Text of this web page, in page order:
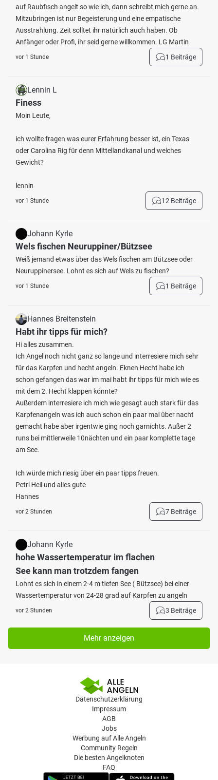
auf Raubfisch angelt so wie ich, dann schreibt mich gerne an.
Mitzubringen ist nur Begeisterung und eine empatische
Ausstrahlung. Zeit solltet ihr natürlich auch haben. Ob
Anfänger oder Profi, ihr seid gerne willkommen. LG Martin
vor 1 Stunde 1 Beiträge
Lennin L
Finess
Moin Leute,
ich wollte fragen was eurer Erfahrung besser ist, ein Texas
oder Carolina Rig für denn Mittellandkanal und welches
Gewicht?
lennin
vor 1 Stunde 12 Beiträge
Johann Kyrle
Wels fischen Neuruppiner/Bützsee
Weiß jemand etwas über das Wels fischen am Bützsee oder
Neuruppinersee. Lohnt es sich auf Wels zu fischen?
vor 1 Stunde 1 Beiträge
Hannes Breitenstein
Habt ihr tipps für mich?
Hi alles zusammen.
Ich Angel noch nicht ganz so lange und interresiere mich sehr
für das Karpfen und hecht angeln. Eknen Hecht habe ich
schon gefangen das war im mai habt ihr tipps für mich wie es
mit dem 2. Hecht klappen könnte?
Außerdem interresiere ich mich wie gesagt auch stark für das
Karpfenangeln was ich auch schon ein paar mal über nacht
gemacht habe aber irgentwie ging noch garnichts. Außer 2
runs bei mittlerweile 10nächten und ein paar komplette tage
am See.
Ich würde mich riesig über ein paar tipps freuen.
Petri Heil und alles gute
Hannes
vor 2 Stunden 7 Beiträge
Johann Kyrle
hohe Wassertemperatur im flachen
See kann man trotzdem fangen
Lohnt es sich in einem 2-4 m tiefen See ( Bützsee) bei einer
Wassertemperatur von 24-28 grad auf Karpfen zu angeln
vor 2 Stunden 3 Beiträge
Mehr anzeigen
Datenschutzerklärung
Impressum
AGB
Jobs
Werbung auf Alle Angeln
Community Regeln
Die besten Angelknoten
FAQ